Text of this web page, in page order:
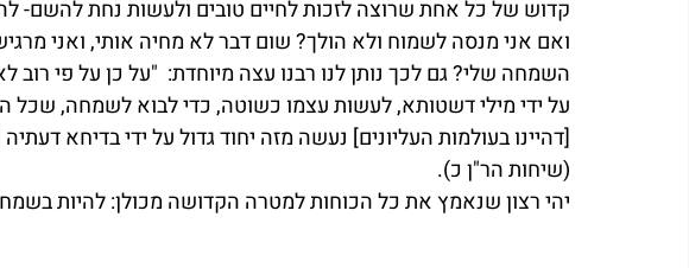
קדוש של כל אחת שרוצה לזכות לחיים טובים ולעשות נחת להשם-
ואם אני מנסה לשמוח ולא הולך? שום דבר לא מחיה אותי, ואני
השמחה שלי? גם לכך נותן לנו רבנו עצה מיוחדת:  "על כן על פי
על ידי מילי דשטותא, לעשות עצמו כשוטה, כדי לבוא לשמחה, שכל
[דהיינו בעולמות העליונים] נעשה מזה יחוד גדול על ידי בדיחא
(שיחות הר"ן כ).
יהי רצון שנאמץ את כל הכוחות למטרה הקדושה מכולן: להיות